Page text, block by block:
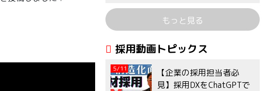
もっと見る
採用動画トピックス
5/11
【企業の採用担当者必
見】採用DXをChatGPTで